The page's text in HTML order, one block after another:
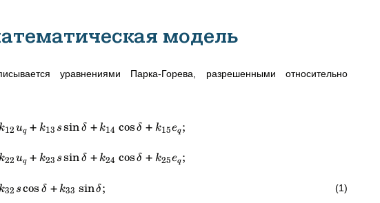
модель
уравнениями Парка-Горева, разрешенными относительно
12uq + k13 s sinδ + k14 cos δ + k15eq ;
22uq + k23 s sinδ + k24 cos δ + k25eq ;
32 s cos δ + k33 sinδ; (1)